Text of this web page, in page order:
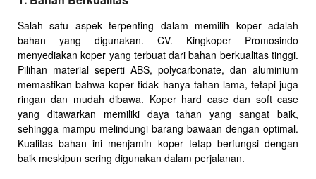
Salah satu aspek terpenting dalam memilih koper adalah
bahan yang digunakan. CV. Kingkoper Promosindo
menyediakan koper yang terbuat dari bahan berkualitas tinggi.
Pilihan material seperti ABS, polycarbonate, dan aluminium
memastikan bahwa koper tidak hanya tahan lama, tetapi juga
ringan dan mudah dibawa. Koper hard case dan soft case
yang ditawarkan memiliki daya tahan yang sangat baik,
sehingga mampu melindungi barang bawaan dengan optimal.
Kualitas bahan ini menjamin koper tetap berfungsi dengan
baik meskipun sering digunakan dalam perjalanan.